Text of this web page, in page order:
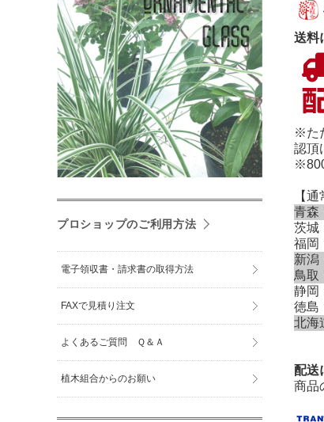
送料
※た
認頂
【
青森
茨城
福岡
新潟
鳥取
静岡
徳島
北海
配送
商品
プロショップのご利用方法
電子領収書・請求書の取得方法
FAXで見積り注文
よくあるご質問 Ｑ＆Ａ
植木組合からのお願い